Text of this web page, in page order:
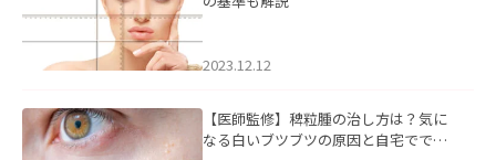
2023.12.12
【医師監修】稗粒腫の治し方は？気に
なる白いブツブツの原因と自宅ででき